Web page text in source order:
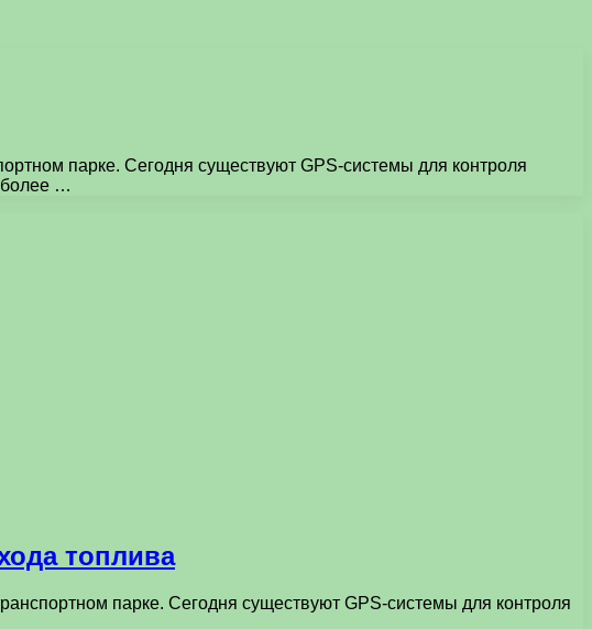
парке. Сегодня существуют GPS-системы для контроля
более …
топлива
парке. Сегодня существуют GPS-системы для контроля